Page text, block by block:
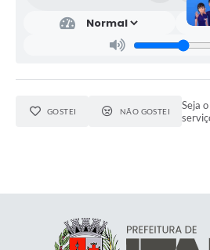
GOSTEI NÃO GOSTEI
Seja